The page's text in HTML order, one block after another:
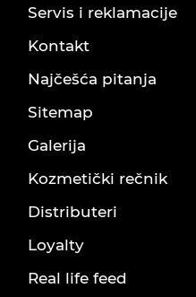
Servis i reklamacije
Kontakt
Najčešća pitanja
Sitemap
Galerija
Kozmetički rečnik
Distributeri
Loyalty
Real life feed